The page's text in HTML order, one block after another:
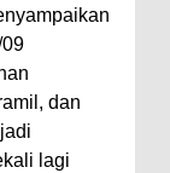
dan
lagi